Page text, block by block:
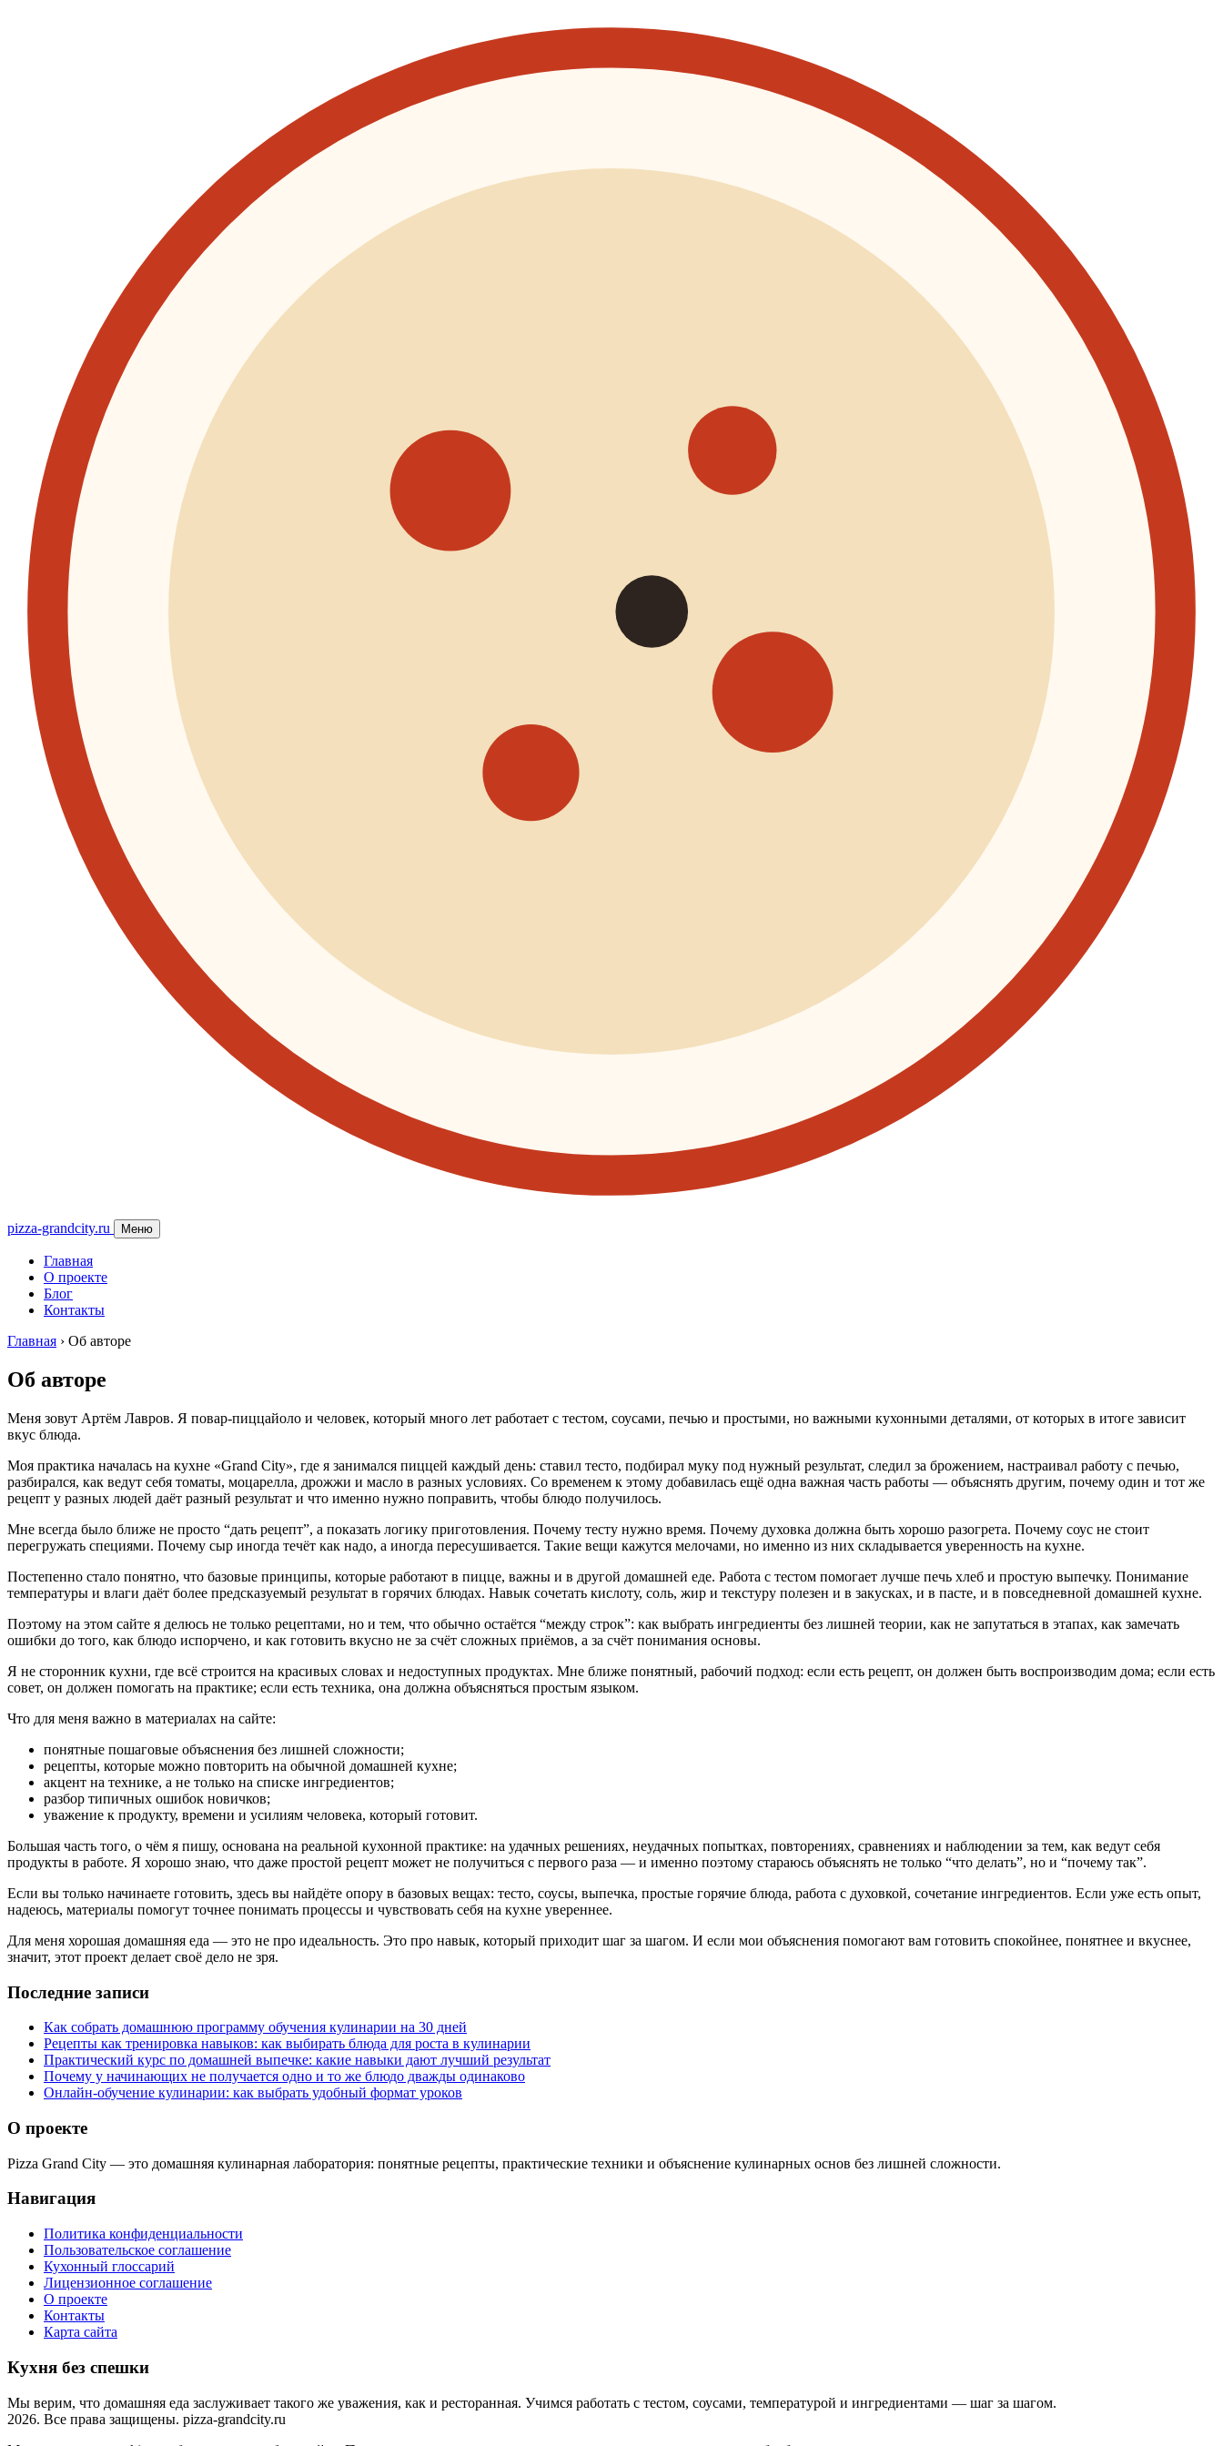
pizza-grandcity.ru Меню
Главная
О проекте
Блог
Контакты
Главная › Об авторе
Об авторе
Меня зовут Артём Лавров. Я повар-пиццайоло и человек, который много лет работает с тестом, соусами, печью и простыми, но важными кухонными деталями, от которых в итоге зависит
вкус блюда.
Моя практика началась на кухне «Grand City», где я занимался пиццей каждый день: ставил тесто, подбирал муку под нужный результат, следил за брожением, настраивал работу с печью,
разбирался, как ведут себя томаты, моцарелла, дрожжи и масло в разных условиях. Со временем к этому добавилась ещё одна важная часть работы — объяснять другим, почему один и тот же
рецепт у разных людей даёт разный результат и что именно нужно поправить, чтобы блюдо получилось.
Мне всегда было ближе не просто “дать рецепт”, а показать логику приготовления. Почему тесту нужно время. Почему духовка должна быть хорошо разогрета. Почему соус не стоит
перегружать специями. Почему сыр иногда течёт как надо, а иногда пересушивается. Такие вещи кажутся мелочами, но именно из них складывается уверенность на кухне.
Постепенно стало понятно, что базовые принципы, которые работают в пицце, важны и в другой домашней еде. Работа с тестом помогает лучше печь хлеб и простую выпечку. Понимание
температуры и влаги даёт более предсказуемый результат в горячих блюдах. Навык сочетать кислоту, соль, жир и текстуру полезен и в закусках, и в пасте, и в повседневной домашней кухне.
Поэтому на этом сайте я делюсь не только рецептами, но и тем, что обычно остаётся “между строк”: как выбрать ингредиенты без лишней теории, как не запутаться в этапах, как замечать
ошибки до того, как блюдо испорчено, и как готовить вкусно не за счёт сложных приёмов, а за счёт понимания основы.
Я не сторонник кухни, где всё строится на красивых словах и недоступных продуктах. Мне ближе понятный, рабочий подход: если есть рецепт, он должен быть воспроизводим дома; если есть
совет, он должен помогать на практике; если есть техника, она должна объясняться простым языком.
Что для меня важно в материалах на сайте:
понятные пошаговые объяснения без лишней сложности;
рецепты, которые можно повторить на обычной домашней кухне;
акцент на технике, а не только на списке ингредиентов;
разбор типичных ошибок новичков;
уважение к продукту, времени и усилиям человека, который готовит.
Большая часть того, о чём я пишу, основана на реальной кухонной практике: на удачных решениях, неудачных попытках, повторениях, сравнениях и наблюдении за тем, как ведут себя
продукты в работе. Я хорошо знаю, что даже простой рецепт может не получиться с первого раза — и именно поэтому стараюсь объяснять не только “что делать”, но и “почему так”.
Если вы только начинаете готовить, здесь вы найдёте опору в базовых вещах: тесто, соусы, выпечка, простые горячие блюда, работа с духовкой, сочетание ингредиентов. Если уже есть опыт,
надеюсь, материалы помогут точнее понимать процессы и чувствовать себя на кухне увереннее.
Для меня хорошая домашняя еда — это не про идеальность. Это про навык, который приходит шаг за шагом. И если мои объяснения помогают вам готовить спокойнее, понятнее и вкуснее,
значит, этот проект делает своё дело не зря.
Последние записи
Как собрать домашнюю программу обучения кулинарии на 30 дней
Рецепты как тренировка навыков: как выбирать блюда для роста в кулинарии
Практический курс по домашней выпечке: какие навыки дают лучший результат
Почему у начинающих не получается одно и то же блюдо дважды одинаково
Онлайн-обучение кулинарии: как выбрать удобный формат уроков
О проекте
Pizza Grand City — это домашняя кулинарная лаборатория: понятные рецепты, практические техники и объяснение кулинарных основ без лишней сложности.
Навигация
Политика конфиденциальности
Пользовательское соглашение
Кухонный глоссарий
Лицензионное соглашение
О проекте
Контакты
Карта сайта
Кухня без спешки
Мы верим, что домашняя еда заслуживает такого же уважения, как и ресторанная. Учимся работать с тестом, соусами, температурой и ингредиентами — шаг за шагом.
2026. Все права защищены. pizza-grandcity.ru